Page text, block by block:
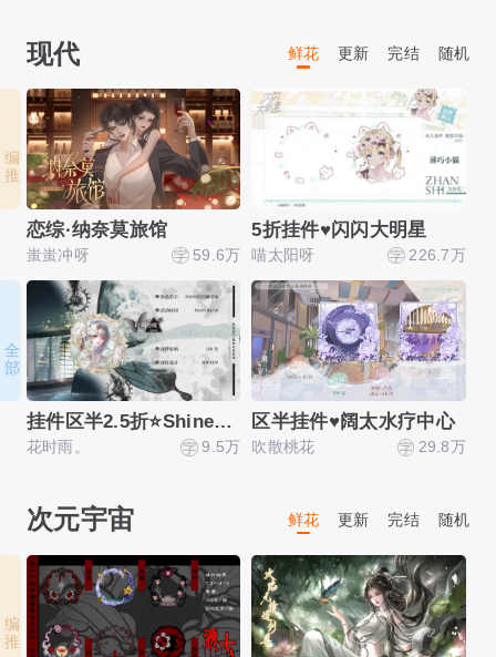
现代 鲜花 更新 完结 随机
编 推
恋综·纳奈莫旅馆
蚩蚩冲呀 59.6万
5折挂件♥闪闪大明星
喵太阳呀 226.7万
全 部
挂件区半2.5折⭐Shine！闪耀星途
花时雨。 9.5万
区半挂件♥阔太水疗中心
吹散桃花 29.8万
次元宇宙 鲜花 更新 完结 随机
编 推